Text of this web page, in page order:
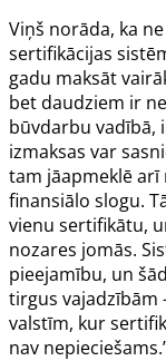
Viņš norāda, ka
sertifikācijas
gadu maksāt
bet daudziem ir
būvdarbu vadībā,
izmaksas var
tam jāapmeklē arī
finansiālo slogu.
vienu sertifikātu,
nozares jomās.
pieejamību, un
tirgus vajadzībām
valstīm, kur
nav